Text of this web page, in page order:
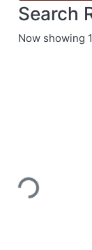
Search
Now showing
Loading...